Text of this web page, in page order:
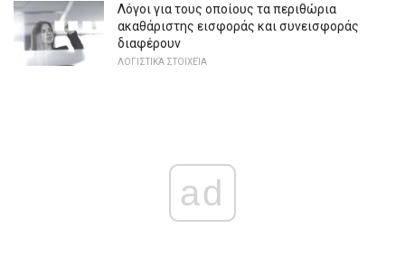
Λόγοι για τους οποίους τα περιθώρια
ακαθάριστης εισφοράς και συνεισφοράς
διαφέρουν
ΛΟΓΙΣΤΙΚΆ ΣΤΟΙΧΕΊΑ
ad